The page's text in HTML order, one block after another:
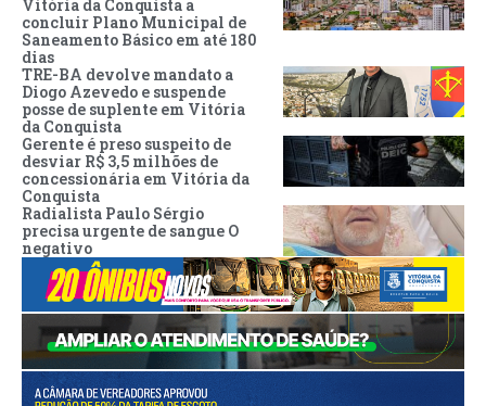
Vitória da Conquista a
concluir Plano Municipal de
Saneamento Básico em até 180
dias
TRE-BA devolve mandato a
Diogo Azevedo e suspende
posse de suplente em Vitória
da Conquista
Gerente é preso suspeito de
desviar R$ 3,5 milhões de
concessionária em Vitória da
Conquista
Radialista Paulo Sérgio
precisa urgente de sangue O
negativo